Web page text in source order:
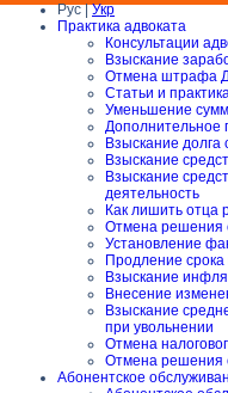
Рус |Укр
Практика адвоката
Консультации
Взыскание
Отмена штрафа
Статьи и
Уменьшение
Дополнительное
Взыскание долга
Взыскание
Взыскание
деятельность
Как лишить отца
Отмена решения
Установление
Продление
Взыскание
Внесение
Взыскание
при увольнении
Отмена
Отмена решения
Абонентское